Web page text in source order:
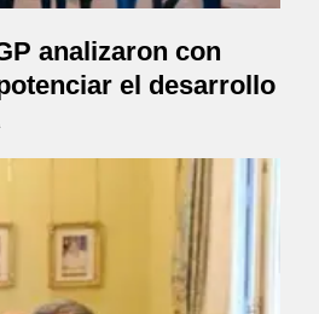
analizaron con
el desarrollo